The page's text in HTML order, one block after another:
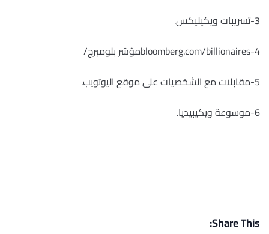
3- تسريبات ويكيليكس.
4-bloomberg.com/billionairesمؤشر بلومبرج/
5-مقابلات مع الشخصيات على موقع اليوتويب.
6-موسوعة ويكيبيديا.
Share This: